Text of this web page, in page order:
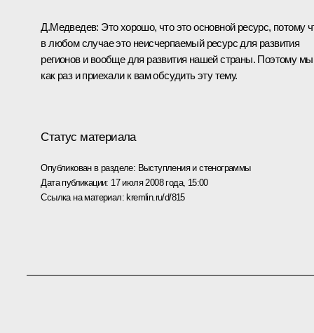
Д.Медведев: Это хорошо, что это основной ресурс, потому
в любом случае это неисчерпаемый ресурс для развития
регионов и вообще для развития нашей страны. Поэтому мы
как раз и приехали к вам обсудить эту тему.
Статус материала
Опубликован в разделе: Выступления и стенограммы
Дата публикации: 17 июля 2008 года, 15:00
Ссылка на материал:kremlin.ru/d/815